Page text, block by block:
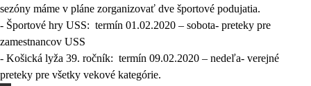
sezóny máme v pláne zorganizovať dve športové podujatia.
- Športové hry USS: termín 01.02.2020 – sobota- preteky pre
zamestnancov USS
- Košická lyža 39. ročník: termín 09.02.2020 – nedeľa- verejné
preteky pre všetky vekové kategórie.